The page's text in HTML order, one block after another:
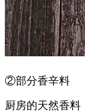
②部分香辛料
厨房的天然香